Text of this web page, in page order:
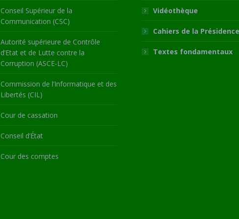
Conseil Supérieur de la
Communication (CSC)
Autorité supérieure de Contrôle
d’Etat et de Lutte contre la
Corruption (ASCE-LC)
Commission de l’Informatique et des
Libertés (CIL)
Cour de cassation
Conseil d’État
Cour des comptes
Vidéothèque
Cahiers de la Présidence
Textes fondamentaux